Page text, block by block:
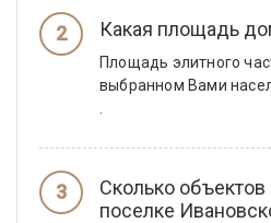
Какая площадь
Площадь элитного
выбранном Вами
Сколько объектов
поселке